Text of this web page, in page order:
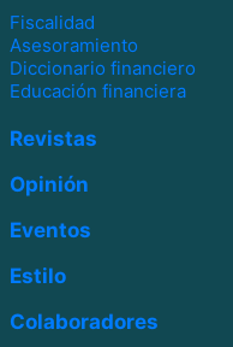
Fiscalidad
Asesoramiento
Diccionario financiero
Educación financiera
Revistas
Opinión
Eventos
Estilo
Colaboradores